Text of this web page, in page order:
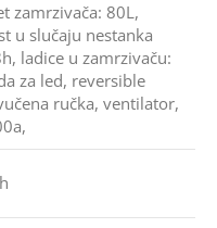
zamrzivača: 80L,
u slučaju nestanka
ladice u zamrzivaču:
za led, reversible
ručka, ventilator,